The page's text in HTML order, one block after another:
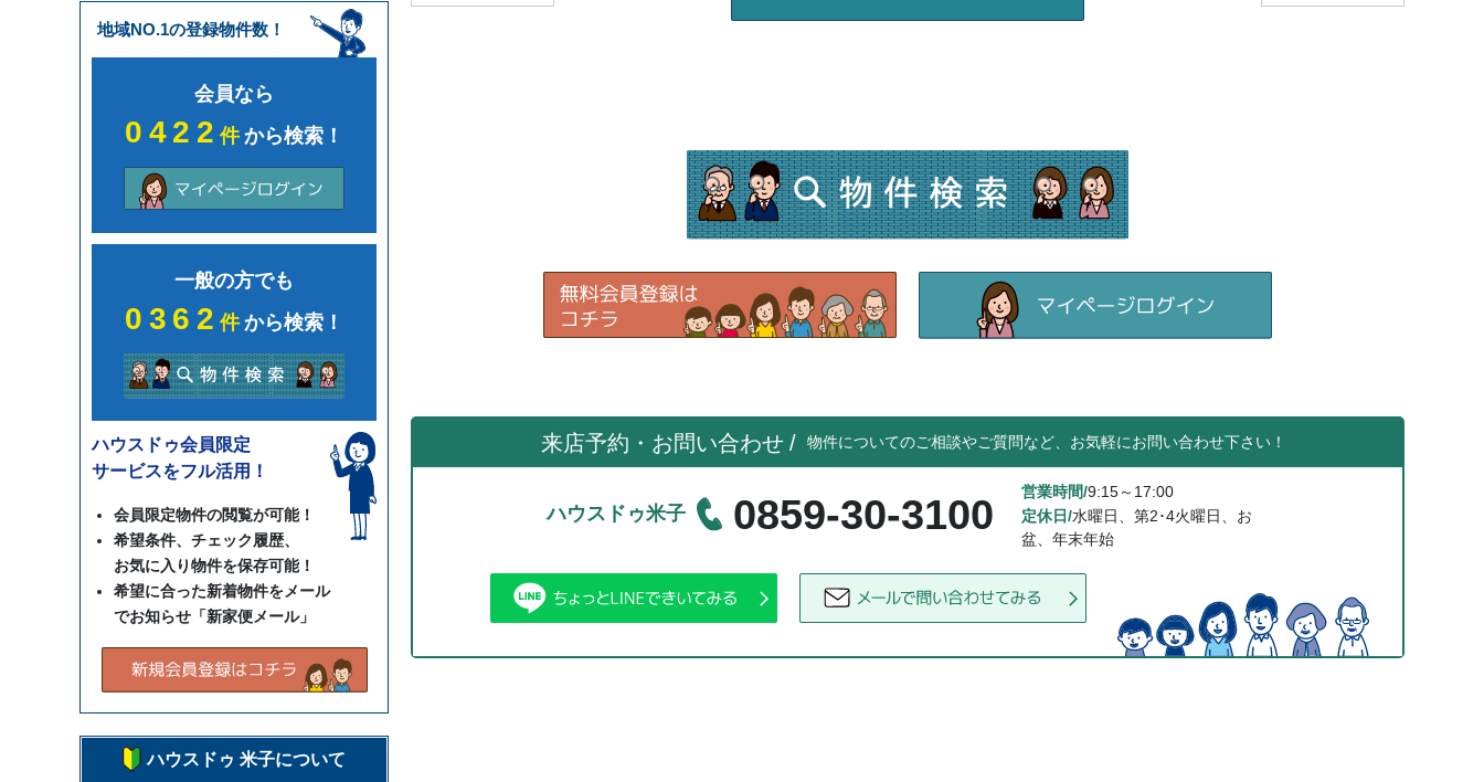
来店予約・お問い合わせ / 物件についてのご相談やご質問など、お気軽にお問い合わせ下さい！
ハウスドゥ米子 0859-30-3100 営業時間/9:15～17:00
定休日/水曜日、第2･4火曜日、お
盆、年末年始
地域NO.1の登録物件数！
会員なら
0422件から検索！
一般の方でも
0362件から検索！
ハウスドゥ会員限定
サービスをフル活用！
会員限定物件の閲覧が可能！
希望条件、チェック履歴、
お気に入り物件を保存可能！
希望に合った新着物件をメール
でお知らせ「新家便メール」
ハウスドゥ 米子について